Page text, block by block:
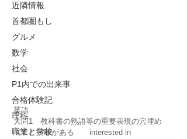
近隣情報
首都圏もし
グルメ
数学
社会
P1内での出来事
合格体験記
理科
職業と学校
英語
大問1　教科書の熟語等の重要表現の穴埋め
（１）興味がある　　interested in